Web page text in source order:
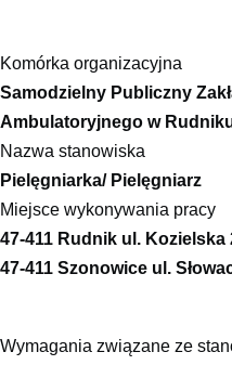
Komórka organizacyjna
Samodzielny Publiczny
Ambulatoryjnego w
Nazwa stanowiska
Pielęgniarka/ Pielęgniarz
Miejsce wykonywania pracy
47-411 Rudnik ul. Kozielska
47-411 Szonowice ul.
Wymagania związane ze